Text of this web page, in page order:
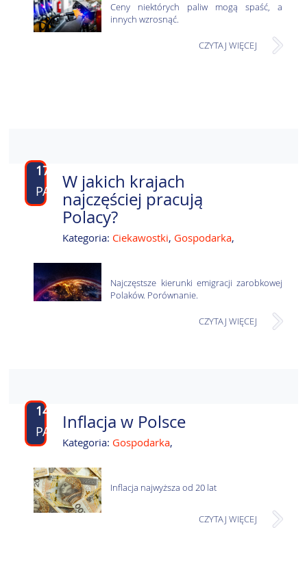
Ceny niektórych paliw mogą spaść, a
innych wzrosnąć.
CZYTAJ WIĘCEJ
17
PAŹ
W jakich krajach
najczęściej pracują
Polacy?
Kategoria: Ciekawostki, Gospodarka,
Najczęstsze kierunki emigracji zarobkowej
Polaków. Porównanie.
CZYTAJ WIĘCEJ
14
PAŹ
Inflacja w Polsce
Kategoria: Gospodarka,
Inflacja najwyższa od 20 lat
CZYTAJ WIĘCEJ